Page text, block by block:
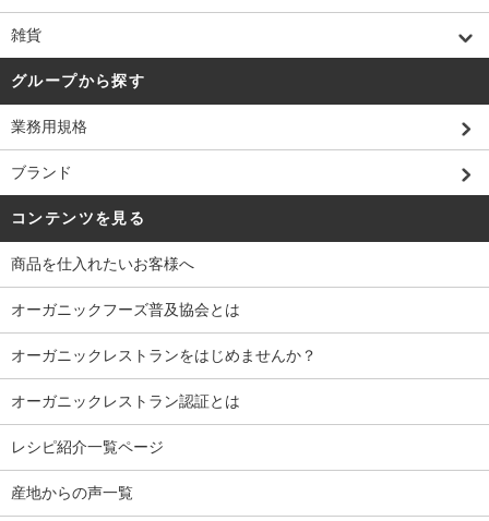
雑貨
グループから探す
業務用規格
ブランド
コンテンツを見る
商品を仕入れたいお客様へ
オーガニックフーズ普及協会とは
オーガニックレストランをはじめませんか？
オーガニックレストラン認証とは
レシピ紹介一覧ページ
産地からの声一覧